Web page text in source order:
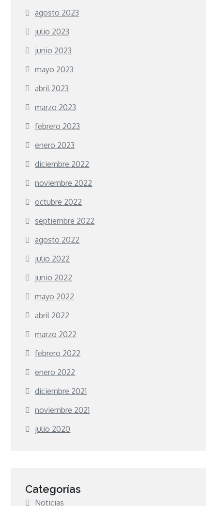
agosto 2023
julio 2023
junio 2023
mayo 2023
abril 2023
marzo 2023
febrero 2023
enero 2023
diciembre 2022
noviembre 2022
octubre 2022
septiembre 2022
agosto 2022
julio 2022
junio 2022
mayo 2022
abril 2022
marzo 2022
febrero 2022
enero 2022
diciembre 2021
noviembre 2021
julio 2020
Categorías
Noticias